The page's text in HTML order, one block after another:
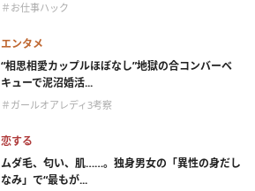
＃お仕事ハック
エンタメ
“相思相愛カップルほぼなし”地獄の合コンバーベ
キューで泥沼婚活...
＃ガールオアレディ3考察
恋する
ムダ毛、匂い、肌……。独身男女の「異性の身だし
なみ」で“最もが...